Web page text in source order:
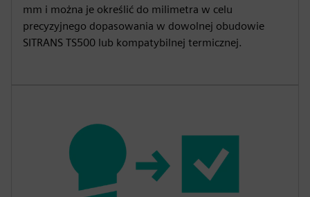
mm i można je określić do milimetra w celu
precyzyjnego dopasowania w dowolnej obudowie
SITRANS TS500 lub kompatybilnej termicznej.